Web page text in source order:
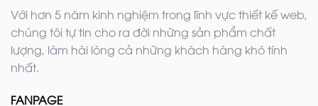
Với hơn 5 năm kinh nghiệm trong lĩnh vực thiết kế web,
chúng tôi tự tin cho ra đời những sản phẩm chất
lượng, làm hài lòng cả những khách hàng khó tính
nhất.
FANPAGE